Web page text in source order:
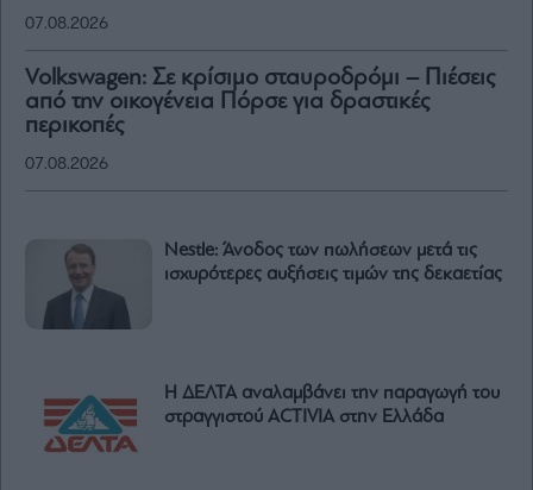
07.08.2026
Volkswagen: Σε κρίσιμο σταυροδρόμι – Πιέσεις
από την οικογένεια Πόρσε για δραστικές
περικοπές
07.08.2026
Nestle: Άνοδος των πωλήσεων μετά τις
ισχυρότερες αυξήσεις τιμών της δεκαετίας
Η ΔΕΛΤΑ αναλαμβάνει την παραγωγή του
στραγγιστού ACTIVIA στην Ελλάδα